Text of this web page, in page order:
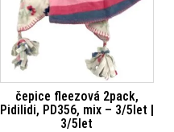
čepice fleezová 2pack,
Pidilidi, PD356, mix – 3/5let |
3/5let